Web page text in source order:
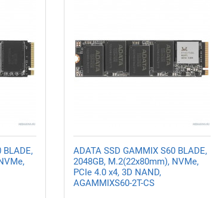
BLADE,
ADATA SSD GAMMIX S60 BLADE,
2048GB, M.2(22x80mm), NVMe,
PCIe 4.0 x4, 3D NAND,
AGAMMIXS60-2T-CS